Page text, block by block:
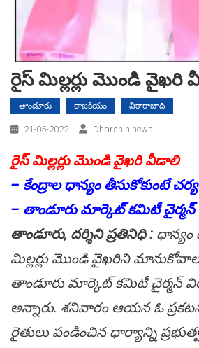
రైస్ మిల్లర్లు మొండి వైఖరి
తాండూరు రాజకీయం వికారాబాద్
21-05-2022 Dharshininews
రైస్ మిల్లర్లు మొండి వైఖరి వీడాలి
– కేంద్రాల ధాన్యం తీసుకోకుంటే
– తాండూరు మార్కెట్ కమిటీ
తాండూరు, ద‌ర్శిని ప్ర‌తినిధి : ధాన్యం
మిల్లర్లు మొండి వైఖరిని
తాండూరు మార్కెట్ కమిటీ చైర్మన్
అన్నారు. శనివారం ఆయన ఓ
రైతులు పండించిన ధార్యాన్ని